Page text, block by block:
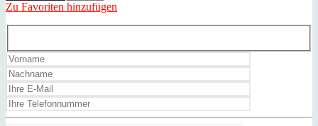
Zu Favoriten hinzufügen